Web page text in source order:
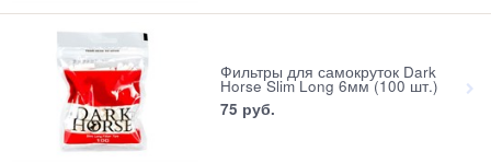
Фильтры для самокруток Dark
Horse Slim Long 6мм (100 шт.)
75 руб.